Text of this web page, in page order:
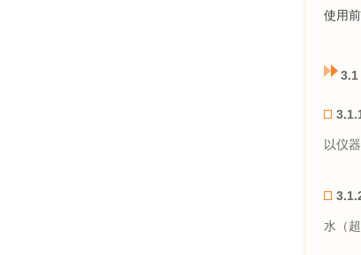
使用前
3.1
以仪
水（